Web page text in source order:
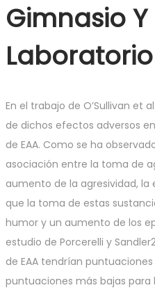
Gimnasio
En el trabajo de O’Sullivan et
de dichos efectos adversos
de EAA. Como se ha
asociación entre la toma de
aumento de la agresividad, la
que la toma de estas
humor y un aumento de los
estudio de Porcerelli y
de EAA tendrían
puntuaciones más bajas